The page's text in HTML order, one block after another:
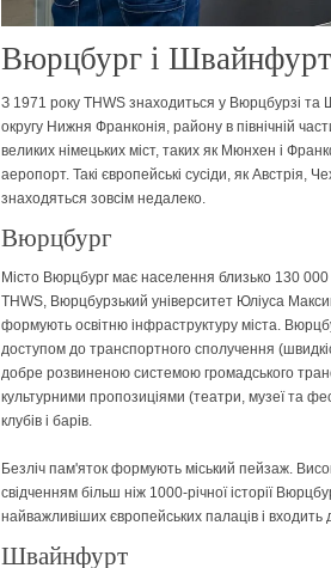
Вюрцбург і Швайнфурт
З 1971 року THWS знаходиться у Вюрцбурзі та
округу Нижня Франконія, району в північній
великих німецьких міст, таких як Мюнхен і
аеропорт. Такі європейські сусіди, як Австрія,
знаходяться зовсім недалеко.
Вюрцбург
Місто Вюрцбург має населення близько 130
THWS, Вюрцбурзький університет Юліуса
формують освітню інфраструктуру міста.
доступом до транспортного сполучення
добре розвиненою системою громадського
культурними пропозиціями (театри, музеї та
клубів і барів.
Безліч пам'яток формують міський пейзаж.
свідченням більш ніж 1000-річної історії
найважливіших європейських палаців і
Швайнфурт